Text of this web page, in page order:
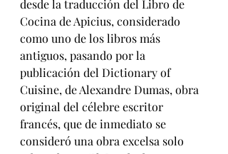
desde la traducción del Libro de
Cocina de Apicius, considerado
como uno de los libros más
antiguos, pasando por la
publicación del Dictionary of
Cuisine, de Alexandre Dumas, obra
original del célebre escritor
francés, que de inmediato se
consideró una obra excelsa solo